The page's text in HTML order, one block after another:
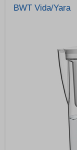
BWT Vida/Yara